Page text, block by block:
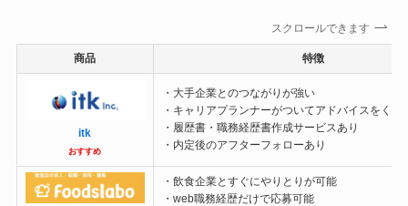
スクロールできます
商品 特徴
itk
おすすめ
・大手企業とのつながりが強い
・キャリアプランナーがついてアドバイスをくれ
・履歴書・職務経歴書作成サービスあり
・内定後のアフターフォローあり
・飲食企業とすぐにやりとりが可能
・web職務経歴だけで応募可能